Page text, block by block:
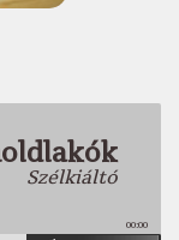
Szélkiáltó
00:00